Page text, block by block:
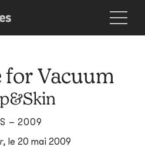
Vacuum
– 2009
, le 20 mai 2009